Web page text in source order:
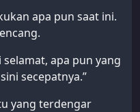
apa pun saat ini.
apa pun yang
secepatnya.”
yang terdengar